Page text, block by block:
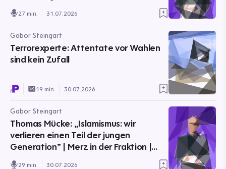
27 min. 31.07.2026
Gabor Steingart
Terrorexperte: Attentate vor Wahlen
sind kein Zufall
19 min. 30.07.2026
Gabor Steingart
Thomas Mücke: „Islamismus: wir
verlieren einen Teil der jungen
Generation” | Merz in der Fraktion |
Murmeltiere
29 min. 30.07.2026